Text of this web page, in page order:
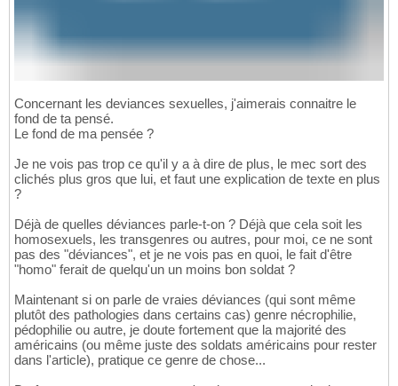
Concernant les deviances sexuelles, j'aimerais connaitre le
fond de ta pensé.
Le fond de ma pensée ?
Je ne vois pas trop ce qu'il y a à dire de plus, le mec sort des
clichés plus gros que lui, et faut une explication de texte en plus
?
Déjà de quelles déviances parle-t-on ? Déjà que cela soit les
homosexuels, les transgenres ou autres, pour moi, ce ne sont
pas des "déviances", et je ne vois pas en quoi, le fait d'être
"homo" ferait de quelqu'un un moins bon soldat ?
Maintenant si on parle de vraies déviances (qui sont même
plutôt des pathologies dans certains cas) genre nécrophilie,
pédophilie ou autre, je doute fortement que la majorité des
américains (ou même juste des soldats américains pour rester
dans l'article), pratique ce genre de chose...